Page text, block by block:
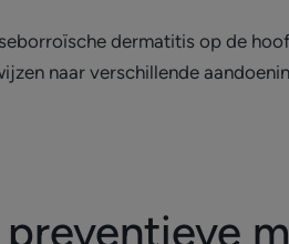
dermatitis op de
naar verschillende